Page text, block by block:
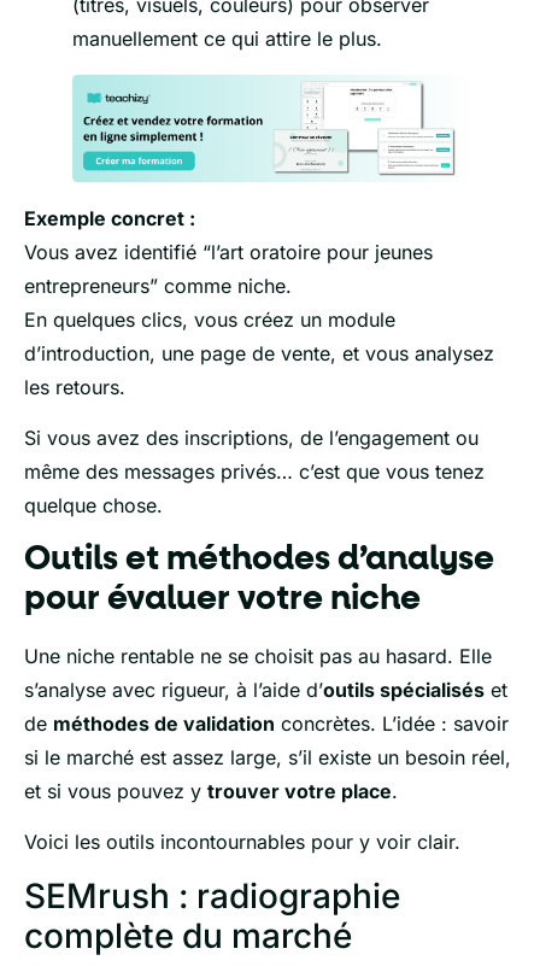
(titres, visuels, couleurs) pour observer
manuellement ce qui attire le plus.
Exemple concret :
Vous avez identifié “l’art oratoire pour jeunes
entrepreneurs” comme niche.
En quelques clics, vous créez un module
d’introduction, une page de vente, et vous analysez
les retours.
Si vous avez des inscriptions, de l’engagement ou
même des messages privés… c’est que vous tenez
quelque chose.
Outils et méthodes d’analyse
pour évaluer votre niche
Une niche rentable ne se choisit pas au hasard. Elle
s’analyse avec rigueur, à l’aide d’outils spécialisés et
de méthodes de validation concrètes. L’idée : savoir
si le marché est assez large, s’il existe un besoin réel,
et si vous pouvez y trouver votre place.
Voici les outils incontournables pour y voir clair.
SEMrush : radiographie
complète du marché